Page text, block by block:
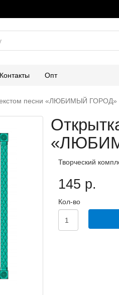
Контакты Опт
песни «ЛЮБИМЫЙ ГОРОД»
Творческий
145 р.
Кол-во